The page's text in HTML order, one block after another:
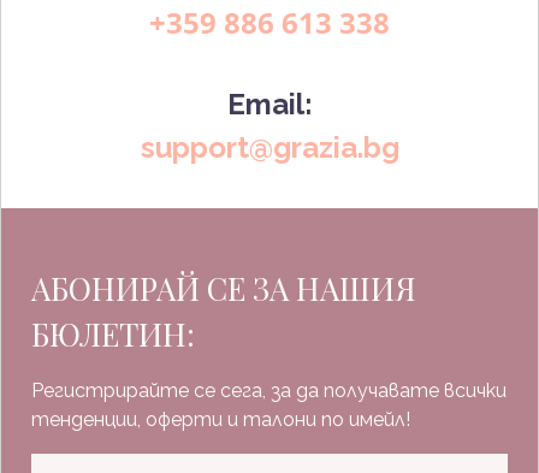
+359 886 613 338
Email:
support@grazia.bg
АБОНИРАЙ СЕ ЗА НАШИЯ
БЮЛЕТИН:
Регистрирайте се сега, за да получавате всички
тенденции, оферти и талони по имейл!